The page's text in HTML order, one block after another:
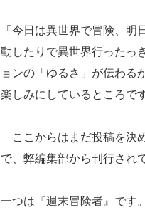
「今日は異世界で冒険、
動したりで異世界行った
ョンの「ゆるさ」が伝わる
楽しみにしているところです
ここからはまだ投稿を決
で、弊編集部から刊行され
一つは『週末冒険者』です